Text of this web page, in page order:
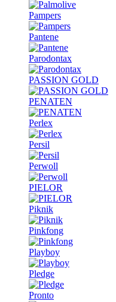
Pampers
Pantene
Parodontax
PASSION GOLD
PENATEN
Perlex
Persil
Perwoll
PIELOR
Piknik
Pinkfong
Playboy
Pledge
Pronto